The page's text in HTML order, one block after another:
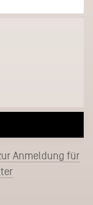
Anmeldung für